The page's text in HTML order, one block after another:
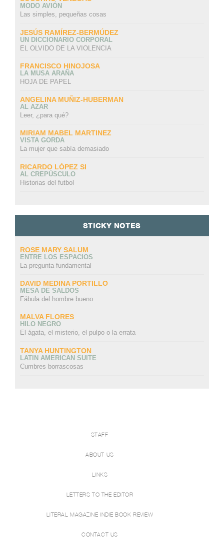
MODO AVIÓN
Las simples, pequeñas cosas
JESÚS RAMÍREZ-BERMÚDEZ
UN DICCIONARIO CORPORAL
EL OLVIDO DE LA VIOLENCIA
FRANCISCO HINOJOSA
LA MUSA ARAÑA
HOJA DE PAPEL
ANGELINA MUÑIZ-HUBERMAN
AL AZAR
Leer, ¿para qué?
MIRIAM MABEL MARTINEZ
VISTA GORDA
La mujer que sabía demasiado
RICARDO LÓPEZ SI
AL CREPÚSCULO
Historias del futbol
STICKY NOTES
ROSE MARY SALUM
ENTRE LOS ESPACIOS
La pregunta fundamental
DAVID MEDINA PORTILLO
MESA DE SALDOS
Fábula del hombre bueno
MALVA FLORES
HILO NEGRO
El ágata, el misterio, el pulpo o la errata
TANYA HUNTINGTON
LATIN AMERICAN SUITE
Cumbres borrascosas
STAFF
ABOUT US
LINKS
LETTERS TO THE EDITOR
LITERAL MAGAZINE INDIE BOOK REVIEW
CONTACT US